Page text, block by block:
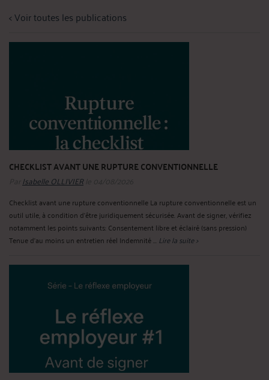
< Voir toutes les publications
CHECKLIST AVANT UNE RUPTURE CONVENTIONNELLE
Isabelle OLLIVIERle 04/08/2026
Checklist avant une rupture conventionnelle La rupture conventionnelle est un
outil utile, à condition d’être juridiquement sécurisée. Avant de signer, vérifiez
notamment les points suivants: Consentement libre et éclairé (sans pression)
Tenue d’au moins un entretien réel Indemnité ... Lire la suite >